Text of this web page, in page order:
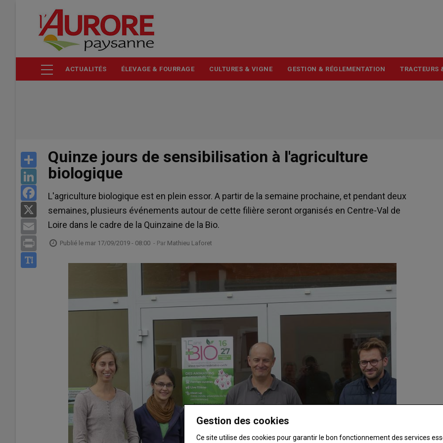
contenu
ACTUALITÉS ÉLEVAGE & FOURRAGE CULTURES & VIGNE GESTION & RÉGLEMENTATION TRACTEURS
Share
LinkedIn
Facebook
Email
Print
Quinze jours de sensibilisation à l'agriculture
biologique
L'agriculture biologique est en plein essor. A partir de la semaine prochaine, et pendant deux
semaines, plusieurs événements autour de cette filière seront organisés en Centre-Val de
Loire dans le cadre de la Quinzaine de la Bio.
Publié le mar 17/09/2019 - 08:00 - Par Mathieu Laforet
Gestion des cookies
Ce site utilise des cookies pour garantir le bon fonctionnement des services